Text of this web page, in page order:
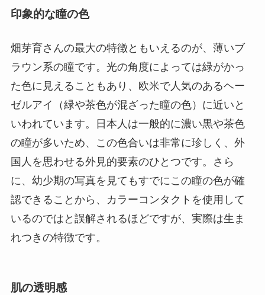
印象的な瞳の色
畑芽育さんの最大の特徴ともいえるのが、薄いブ
ラウン系の瞳です。光の角度によっては緑がかっ
た色に見えることもあり、欧米で人気のあるヘー
ゼルアイ（緑や茶色が混ざった瞳の色）に近いと
いわれています。日本人は一般的に濃い黒や茶色
の瞳が多いため、この色合いは非常に珍しく、外
国人を思わせる外見的要素のひとつです。さら
に、幼少期の写真を見てもすでにこの瞳の色が確
認できることから、カラーコンタクトを使用して
いるのではと誤解されるほどですが、実際は生ま
れつきの特徴です。
肌の透明感